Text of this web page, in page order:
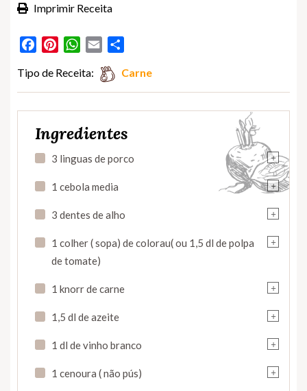
Imprimir Receita
FacebookPinterestWhatsApp
Email
Tipo de Receita: Carne
Ingredientes
+
3 linguas de porco
+
1 cebola media
+
3 dentes de alho
+
1 colher ( sopa) de colorau( ou 1,5 dl de polpa
de tomate)
+
1 knorr de carne
+
1,5 dl de azeite
+
1 dl de vinho branco
+
1 cenoura ( não pús)